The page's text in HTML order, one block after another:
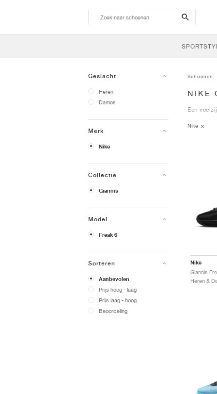
search-
btn
Geslacht
Heren
Dames
Merk
Nike
Collectie
Giannis
Model
Freak 6
Sorteren
Aanbevolen
Prijs hoog - laag
Prijs laag - hoog
Beoordeling
Schoenen
NIKE
Een
Nike
Nike
Giannis